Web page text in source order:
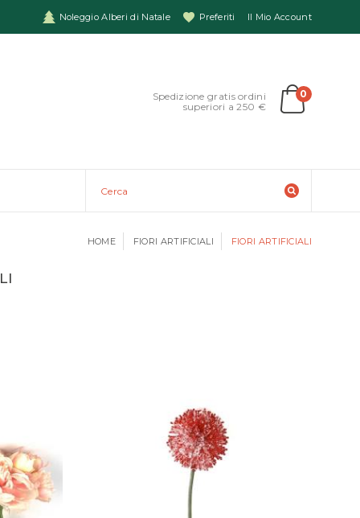
Noleggio Alberi di Natale Preferiti Il Mio Account
0
Spedizione gratis ordini
superiori a 250 €
HOME FIORI ARTIFICIALI FIORI ARTIFICIALI